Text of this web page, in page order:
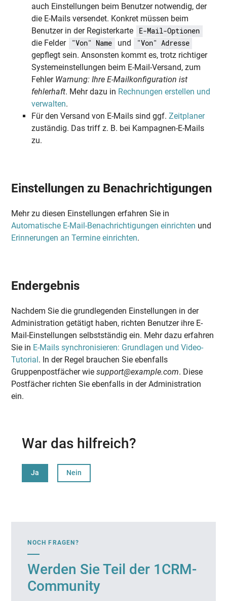
auch Einstellungen beim Benutzer notwendig, der
die E-Mails versendet. Konkret müssen beim
Benutzer in der Registerkarte
E-Mail-Optionen
die Felder "Von" Name und "Von" Adresse
gepflegt sein. Ansonsten kommt es, trotz richtiger
Systemeinstellungen beim E-Mail-Versand, zum
Fehler Warnung: Ihre E-Mailkonfiguration ist
fehlerhaft. Mehr dazu in Rechnungen erstellen und
verwalten.
Für den Versand von E-Mails sind ggf.Zeitplaner
zuständig. Das triff z. B. bei Kampagnen-E-Mails
zu.
Einstellungen zu Benachrichtigungen
Mehr zu diesen Einstellungen erfahren Sie in
Automatische E-Mail-Benachrichtigungen einrichten und
Erinnerungen an Termine einrichten.
Endergebnis
Nachdem Sie die grundlegenden Einstellungen in der
Administration getätigt haben, richten Benutzer ihre E-
Mail-Einstellungen selbstständig ein. Mehr dazu erfahren
Sie in E-Mails synchronisieren: Grundlagen und Video-
Tutorial . In der Regel brauchen Sie ebenfalls
Gruppenpostfächer wiesupport@example.com. Diese
Postfächer richten Sie ebenfalls in der Administration
ein.
War das hilfreich?
Ja Nein
NOCH FRAGEN?
Werden Sie Teil der 1CRM-
Community